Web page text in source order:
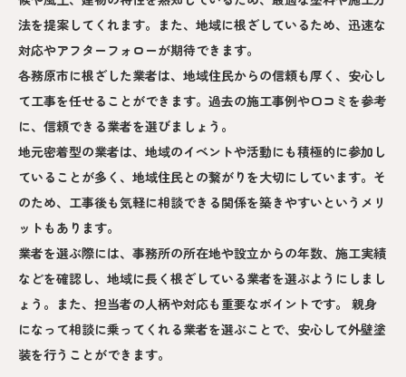
法を提案してくれます。また、地域に根ざしているため、迅速な
対応やアフターフォローが期待できます。
各務原市に根ざした業者は、地域住民からの信頼も厚く、安心し
て工事を任せることができます。過去の施工事例や口コミを参考
に、信頼できる業者を選びましょう。
地元密着型の業者は、地域のイベントや活動にも積極的に参加し
ていることが多く、地域住民との繋がりを大切にしています。そ
のため、工事後も気軽に相談できる関係を築きやすいというメリ
ットもあります。
業者を選ぶ際には、事務所の所在地や設立からの年数、施工実績
などを確認し、地域に長く根ざしている業者を選ぶようにしまし
ょう。また、担当者の人柄や対応も重要なポイントです。 親身
になって相談に乗ってくれる業者を選ぶことで、安心して外壁塗
装を行うことができます。